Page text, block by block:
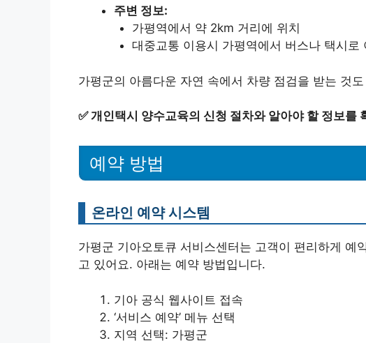
주변 정보:
가평역에서 약 2km 거리에 위치
대중교통 이용시 가평역에서 버스나 택시로
가평군의 아름다운 자연 속에서 차량 점검을 받는 것
✅개인택시 양수교육의 신청 절차와 알아야 할 정보를
예약 방법
온라인 예약 시스템
가평군 기아오토큐 서비스센터는 고객이 편리하게 예
고 있어요. 아래는 예약 방법입니다.
기아 공식 웹사이트 접속
‘서비스 예약’ 메뉴 선택
지역 선택: 가평군